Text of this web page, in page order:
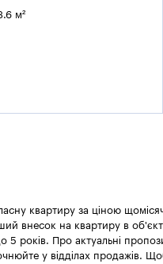
м²
квартиру за ціною
внесок на квартиру в
5 років. Про актуальні
у відділах продажів.